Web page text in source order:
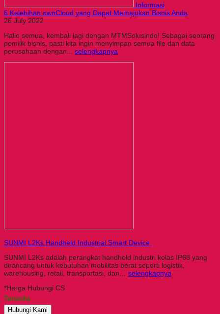
Informasi
6 Kelebihan ownCloud yang Dapat Memajukan Bisnis Anda
26 July 2022
Hallo semua, kembali lagi dengan MTMSolusindo! Sebagai seorang
pemilik bisnis, pasti kita ingin menyimpan semua file dan data
perusahaan dengan... selengkapnya
SUNMI L2Ks Handheld Industrial Smart Device
SUNMI L2Ks adalah perangkat handheld industri kelas IP68 yang
dirancang untuk kebutuhan mobilitas berat seperti logistik,
warehousing, retail, transportasi, dan… selengkapnya
*Harga Hubungi CS
Tersedia
Hubungi Kami